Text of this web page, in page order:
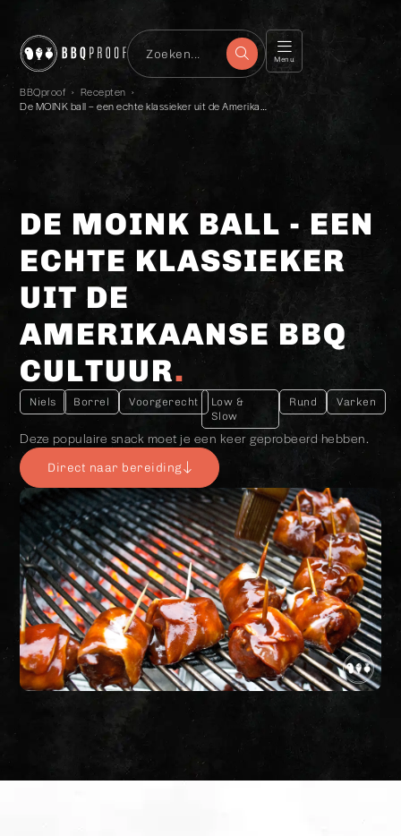
Menu
BBQproof › Recepten ›
DE MOINK BALL - EEN
ECHTE KLASSIEKER
UIT DE
AMERIKAANSE BBQ
CULTUUR
Niels Borrel Voorgerecht
Low &
Slow
Rund Varken
Deze populaire snack moet je een keer geprobeerd hebben.
Direct naar bereiding